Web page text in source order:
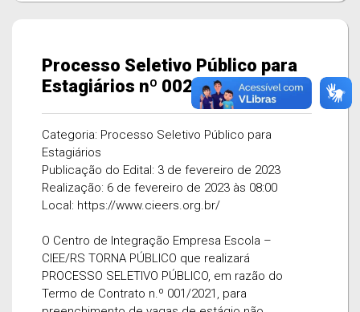
Processo Seletivo Público para
Estagiários nº 002/2023
Categoria: Processo Seletivo Público para
Estagiários
Publicação do Edital: 3 de fevereiro de 2023
Realização: 6 de fevereiro de 2023 às 08:00
Local: https://www.cieers.org.br/
O Centro de Integração Empresa Escola –
CIEE/RS TORNA PÚBLICO que realizará
PROCESSO SELETIVO PÚBLICO, em razão do
Termo de Contrato n.º 001/2021, para